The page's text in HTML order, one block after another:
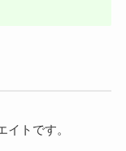
トです。